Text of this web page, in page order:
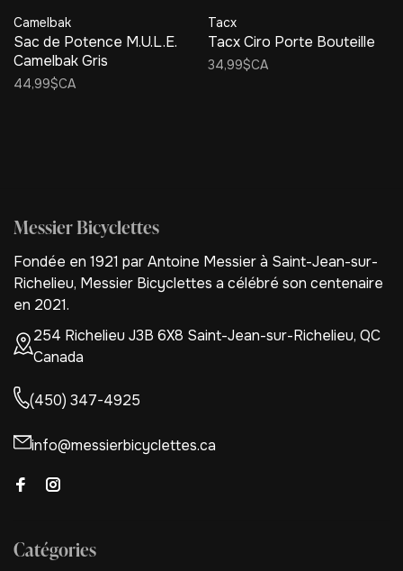
Camelbak
Sac de Potence M.U.L.E.
Camelbak Gris
44,99$CA
Tacx
Tacx Ciro Porte Bouteille
34,99$CA
Messier Bicyclettes
Fondée en 1921 par Antoine Messier à Saint-Jean-sur-
Richelieu, Messier Bicyclettes a célébré son centenaire
en 2021.
254 Richelieu J3B 6X8 Saint-Jean-sur-Richelieu, QC
Canada
(450) 347-4925
info@messierbicyclettes.ca
Catégories